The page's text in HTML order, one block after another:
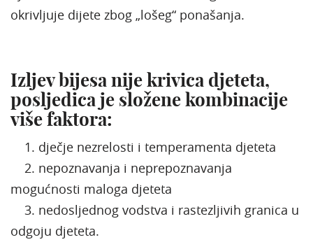
okrivljuje dijete zbog „lošeg“ ponašanja.
Izljev bijesa nije krivica djeteta,
posljedica je složene kombinacije
više faktora:
1. dječje nezrelosti i temperamenta djeteta
2. nepoznavanja i neprepoznavanja
mogućnosti maloga djeteta
3. nedosljednog vodstva i rastezljivih granica u
odgoju djeteta.